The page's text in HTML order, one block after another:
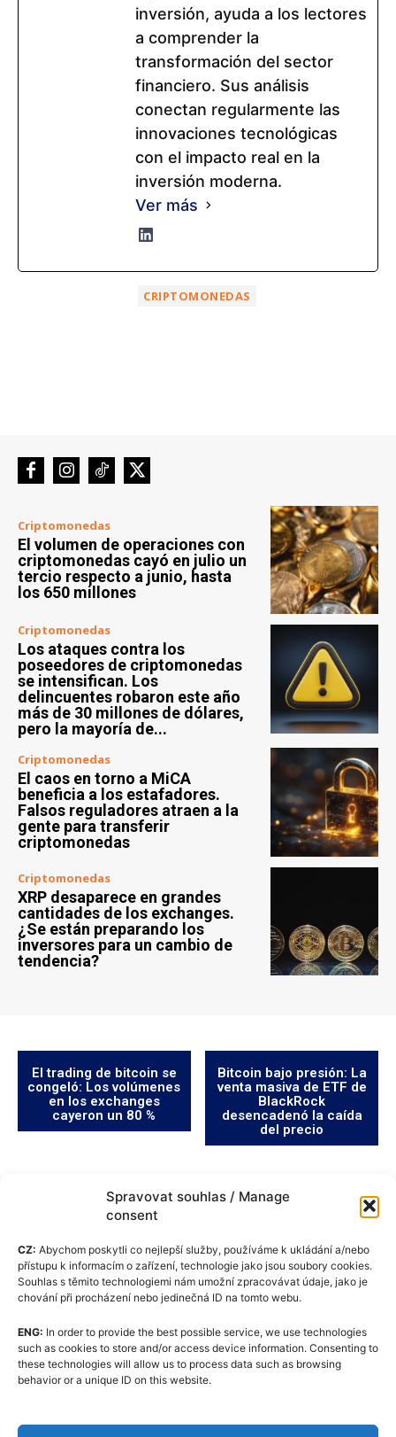
Spravovat souhlas / Manage
consent
CZ: Abychom poskytli co nejlepší služby, používáme k ukládání a/nebo
přístupu k informacím o zařízení, technologie jako jsou soubory cookies.
Souhlas s těmito technologiemi nám umožní zpracovávat údaje, jako je
chování při procházení nebo jedinečná ID na tomto webu.
ENG: In order to provide the best possible service, we use technologies
such as cookies to store and/or access device information. Consenting to
these technologies will allow us to process data such as browsing
behavior or a unique ID on this website.
inversión, ayuda a los lectores
a comprender la
transformación del sector
financiero. Sus análisis
conectan regularmente las
innovaciones tecnológicas
con el impacto real en la
inversión moderna.
Ver más
CRIPTOMONEDAS
Criptomonedas
El volumen de operaciones con
criptomonedas cayó en julio un
tercio respecto a junio, hasta
los 650 millones
Criptomonedas
Los ataques contra los
poseedores de criptomonedas
se intensifican. Los
delincuentes robaron este año
más de 30 millones de dólares,
pero la mayoría de...
Criptomonedas
El caos en torno a MiCA
beneficia a los estafadores.
Falsos reguladores atraen a la
gente para transferir
criptomonedas
Criptomonedas
XRP desaparece en grandes
cantidades de los exchanges.
¿Se están preparando los
inversores para un cambio de
tendencia?
El trading de bitcoin se
congeló: Los volúmenes
en los exchanges
cayeron un 80 %
Bitcoin bajo presión: La
venta masiva de ETF de
BlackRock
desencadenó la caída
del precio
Política de cookies (UE)
GDPR
Código Editorial